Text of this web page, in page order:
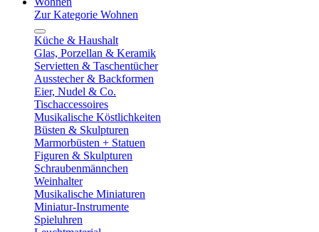
Zur Kategorie Wohnen
Küche & Haushalt
Glas, Porzellan & Keramik
Servietten & Taschentücher
Ausstecher & Backformen
Eier, Nudel & Co.
Tischaccessoires
Musikalische Köstlichkeiten
Büsten & Skulpturen
Marmorbüsten + Statuen
Figuren & Skulpturen
Schraubenmännchen
Weinhalter
Musikalische Miniaturen
Miniatur-Instrumente
Spieluhren